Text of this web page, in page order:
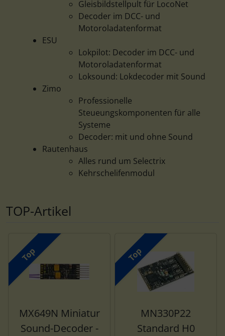
Gleisbildstellpult für LocoNet
Decoder im DCC- und
Motoroladatenformat
ESU
Lokpilot: Decoder im DCC- und
Motoroladatenformat
Loksound: Lokdecoder mit Sound
Zimo
Professionelle
Steueungskomponenten für alle
Systeme
Decoder: mit und ohne Sound
Rautenhaus
Alles rund um Selectrix
Kehrschelifenmodul
TOP-Artikel
Es folgt ein Produktslider - navigieren Sie mit der Tab-
Top
MX649N Miniatur
Sound-Decoder -
Top
MN330P22
Standard H0